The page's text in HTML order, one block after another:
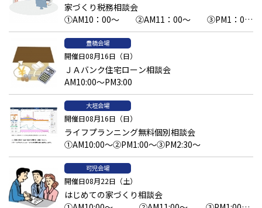
家づくり税務相談会
①AM10：00～ ②AM11：00～ ③PM1：00
～予約済 ④PM2：00～ ⑤PM3：00～
豊橋会場
開催日08月16日（日）
ＪＡバンク住宅ローン相談会
AM10:00～PM3:00
大垣会場
開催日08月16日（日）
ライフプランニング無料個別相談会
①AM10:00～②PM1:00～③PM2:30～
可児会場
開催日08月22日（土）
はじめての家づくり相談会